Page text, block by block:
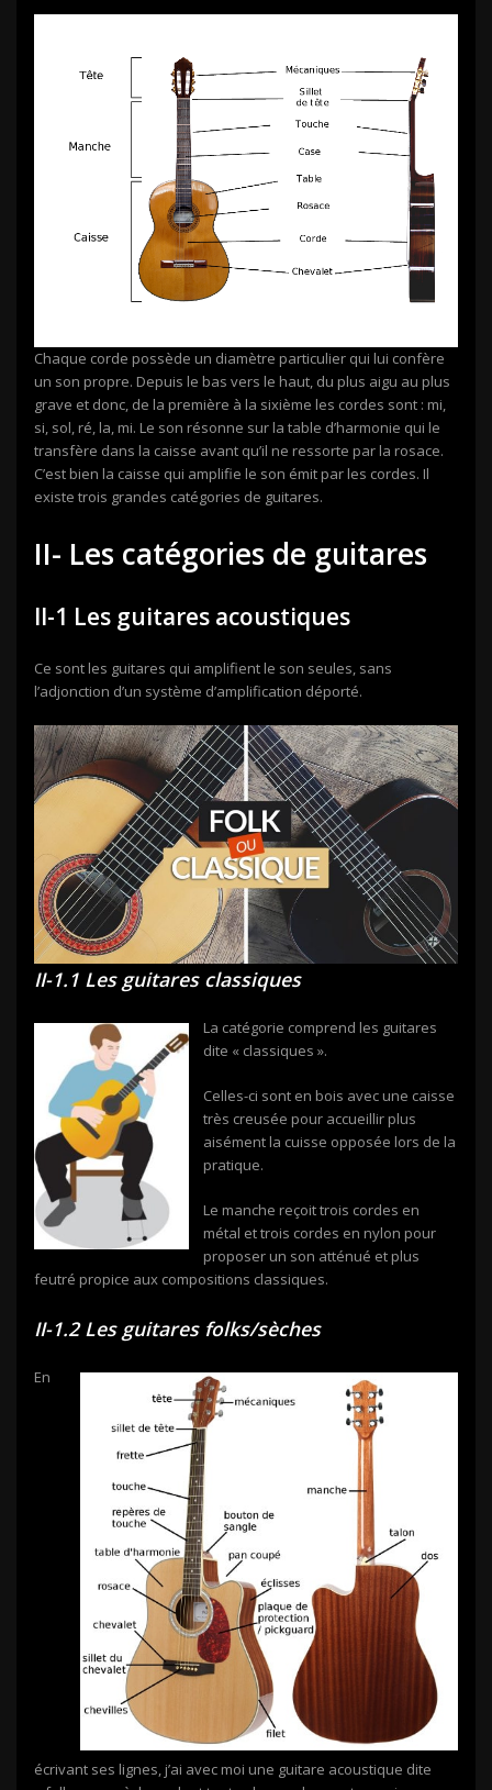
Chaque corde possède un diamètre particulier qui lui confère
un son propre. Depuis le bas vers le haut, du plus aigu au plus
grave et donc, de la première à la sixième les cordes sont : mi,
si, sol, ré, la, mi. Le son résonne sur la table d’harmonie qui le
transfère dans la caisse avant qu’il ne ressorte par la rosace.
C’est bien la caisse qui amplifie le son émit par les cordes. Il
existe trois grandes catégories de guitares.
II- Les catégories de guitares
II-1 Les guitares acoustiques
Ce sont les guitares qui amplifient le son seules, sans
l’adjonction d’un système d’amplification déporté.
II-1.1 Les guitares classiques
La catégorie comprend les guitares
dite « classiques ».
Celles-ci sont en bois avec une caisse
très creusée pour accueillir plus
aisément la cuisse opposée lors de la
pratique.
Le manche reçoit trois cordes en
métal et trois cordes en nylon pour
proposer un son atténué et plus
feutré propice aux compositions classiques.
II-1.2 Les guitares folks/sèches
En
écrivant ses lignes, j’ai avec moi une guitare acoustique dite